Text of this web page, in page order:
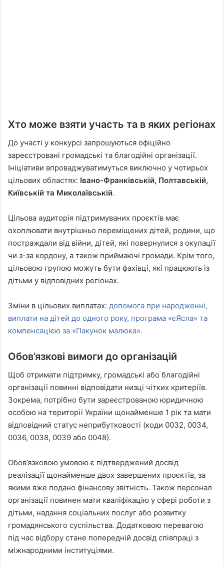
Хто може взяти участь та в яких регіонах
До участі у конкурсі запрошуються офіційно
зареєстровані громадські та благодійні організації.
Ініціативи впроваджуватимуться виключно у чотирьох
цільових областях: Івано-Франківській, Полтавській,
Київській та Миколаївській.
Цільова аудиторія підтримуваних проєктів має
охоплювати внутрішньо переміщених дітей, родини, що
постраждали від війни, дітей, які повернулися з окупації
чи з-за кордону, а також приймаючі громади. Крім того,
цільовою групою можуть бути фахівці, які працюють із
дітьми у відповідних регіонах.
Зміни в цільових виплатах: допомога при народженні,
виплати на дітей до одного року, програма «єЯсла» та
компенсацією за «Пакунок малюка».
Обов’язкові вимоги до організацій
Щоб отримати підтримку, громадські або благодійні
організації повинні відповідати низці чітких критеріїв.
Зокрема, потрібно бути зареєстрованою юридичною
особою на території України щонайменше 1 рік та мати
відповідний статус неприбутковості (коди 0032, 0034,
0036, 0038, 0039 або 0048).
Обов’язковою умовою є підтверджений досвід
реалізації щонайменше двох завершених проєктів, за
якими вже подано фінансову звітність. Також персонал
організації повинен мати кваліфікацію у сфері роботи з
дітьми, надання соціальних послуг або розвитку
громадянського суспільства. Додатковою перевагою
під час відбору стане попередній досвід співпраці з
міжнародними інституціями.